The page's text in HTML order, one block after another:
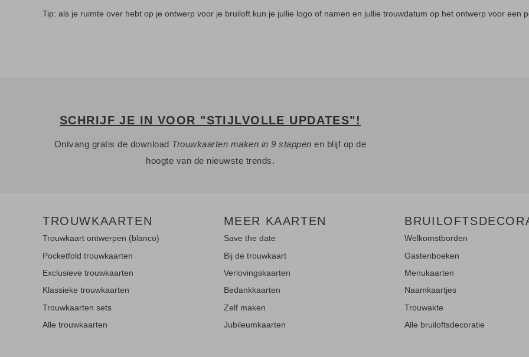
Tip: als je ruimte over hebt op je ontwerp voor je bruiloft kun je jullie logo of namen en jullie trouwdatum op het ontwerp voor een
SCHRIJF JE IN VOOR "STIJLVOLLE UPDATES"!
Ontvang gratis de download Trouwkaarten maken in 9 stappen en blijf op de
hoogte van de nieuwste trends.
TROUWKAARTEN
Trouwkaart ontwerpen (blanco)
Pocketfold trouwkaarten
Exclusieve trouwkaarten
Klassieke trouwkaarten
Trouwkaarten sets
Alle trouwkaarten
MEER KAARTEN
Save the date
Bij de trouwkaart
Verlovingskaarten
Bedankkaarten
Zelf maken
Jubileumkaarten
Welkomstborden
Gastenboeken
Menukaarten
Naamkaartjes
Trouwakte
Alle bruiloftsdecoratie